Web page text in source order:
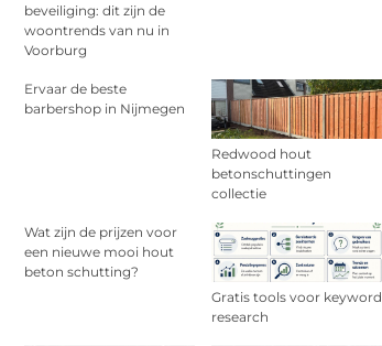
beveiliging: dit zijn de
woontrends van nu in
Voorburg
Ervaar de beste
barbershop in Nijmegen
Redwood hout
betonschuttingen
collectie
Wat zijn de prijzen voor
een nieuwe mooi hout
beton schutting?
Gratis tools voor keyword
research